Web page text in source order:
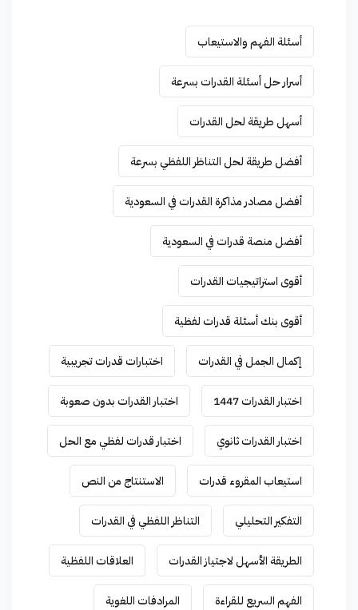
أسئلة الفهم والاستيعاب
أسرار حل أسئلة القدرات بسرعة
أسهل طريقة لحل القدرات
أفضل طريقة لحل التناظر اللفظي بسرعة
أفضل مصادر مذاكرة القدرات في السعودية
أفضل منصة قدرات في السعودية
أقوى استراتيجيات القدرات
أقوى بنك أسئلة قدرات لفظية
إكمال الجمل في القدرات اختبارات قدرات تجريبية
اختبار القدرات 1447 اختبار القدرات بدون صعوبة
اختبار القدرات ثانوي اختبار قدرات لفظي مع الحل
استيعاب المقروء قدرات الاستنتاج من النص
التفكير التحليلي التناظر اللفظي في القدرات
الطريقة الأسهل لاجتياز القدرات العلاقات اللفظية
الفهم السريع للقراءة المرادفات اللغوية